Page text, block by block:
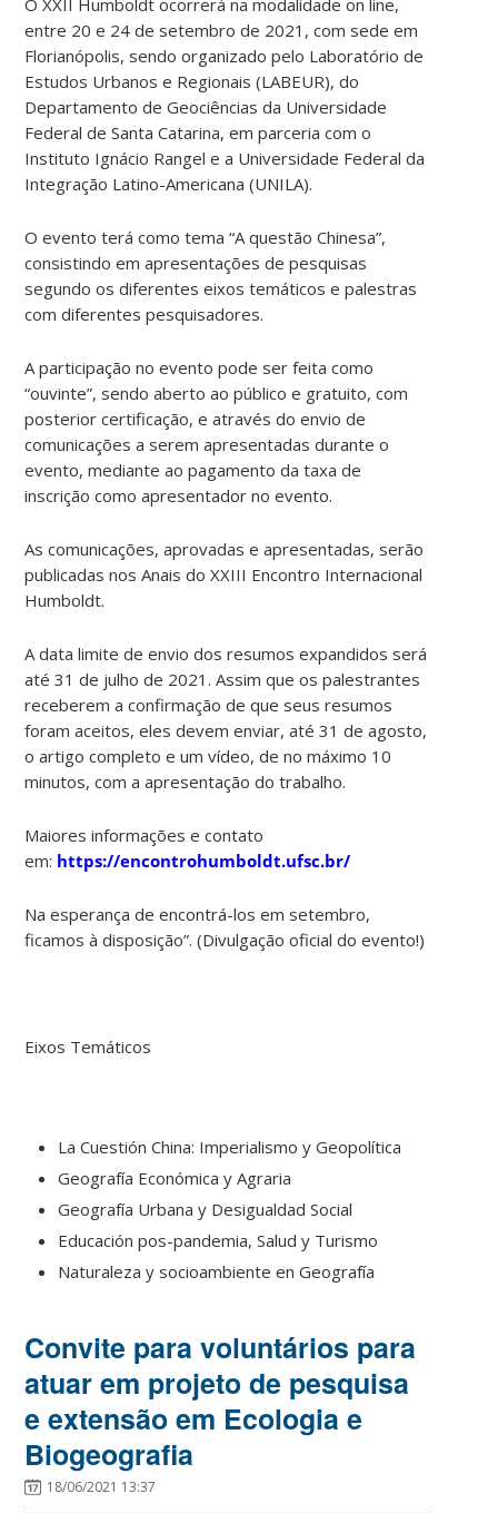
O XXII Humboldt ocorrerá na modalidade on line,
entre 20 e 24 de setembro de 2021, com sede em
Florianópolis, sendo organizado pelo Laboratório de
Estudos Urbanos e Regionais (LABEUR), do
Departamento de Geociências da Universidade
Federal de Santa Catarina, em parceria com o
Instituto Ignácio Rangel e a Universidade Federal da
Integração Latino-Americana (UNILA).
O evento terá como tema “A questão Chinesa”,
consistindo em apresentações de pesquisas
segundo os diferentes eixos temáticos e palestras
com diferentes pesquisadores.
A participação no evento pode ser feita como
“ouvinte”, sendo aberto ao público e gratuito, com
posterior certificação, e através do envio de
comunicações a serem apresentadas durante o
evento, mediante ao pagamento da taxa de
inscrição como apresentador no evento.
As comunicações, aprovadas e apresentadas, serão
publicadas nos Anais do XXIII Encontro Internacional
Humboldt.
A data limite de envio dos resumos expandidos será
até 31 de julho de 2021. Assim que os palestrantes
receberem a confirmação de que seus resumos
foram aceitos, eles devem enviar, até 31 de agosto,
o artigo completo e um vídeo, de no máximo 10
minutos, com a apresentação do trabalho.
Maiores informações e contato
em: https://encontrohumboldt.ufsc.br/
Na esperança de encontrá-los em setembro,
ficamos à disposição”. (Divulgação oficial do evento!)
Eixos Temáticos
La Cuestión China: Imperialismo y Geopolítica
Geografía Económica y Agraria
Geografía Urbana y Desigualdad Social
Educación pos-pandemia, Salud y Turismo
Naturaleza y socioambiente en Geografía
Convite para voluntários para
atuar em projeto de pesquisa
e extensão em Ecologia e
Biogeografia
18/06/2021 13:37